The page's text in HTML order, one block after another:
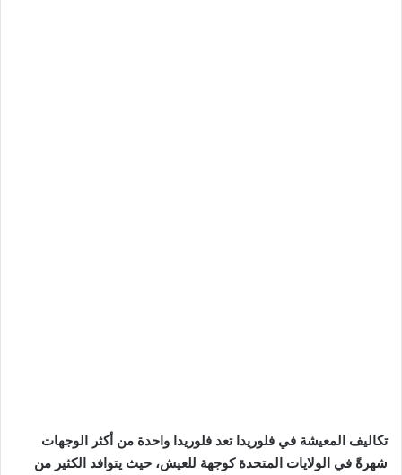
تكاليف المعيشة في فلوريدا تعد فلوريدا واحدة من أكثر الوجهات
شهرةً في الولايات المتحدة كوجهة للعيش، حيث يتوافد الكثير من